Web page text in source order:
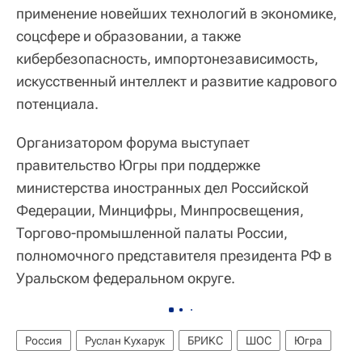
применение новейших технологий в экономике,
соцсфере и образовании, а также
кибербезопасность, импортонезависимость,
искусственный интеллект и развитие кадрового
потенциала.
Организатором форума выступает
правительство Югры при поддержке
министерства иностранных дел Российской
Федерации, Минцифры, Минпросвещения,
Торгово-промышленной палаты России,
полномочного представителя президента РФ в
Уральском федеральном округе.
Россия Руслан Кухарук БРИКС ШОС
Югра